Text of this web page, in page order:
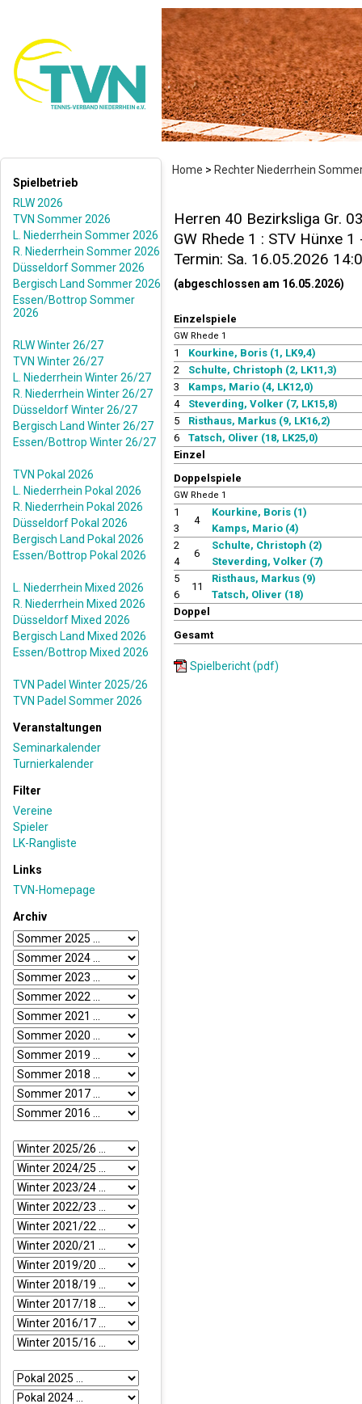
Home > Rechter Niederrhein
Spielbetrieb
RLW 2026
TVN Sommer 2026
L. Niederrhein Sommer 2026
R. Niederrhein Sommer 2026
Düsseldorf Sommer 2026
Bergisch Land Sommer 2026
Essen/Bottrop Sommer
2026
RLW Winter 26/27
TVN Winter 26/27
L. Niederrhein Winter 26/27
R. Niederrhein Winter 26/27
Düsseldorf Winter 26/27
Bergisch Land Winter 26/27
Essen/Bottrop Winter 26/27
TVN Pokal 2026
L. Niederrhein Pokal 2026
R. Niederrhein Pokal 2026
Düsseldorf Pokal 2026
Bergisch Land Pokal 2026
Essen/Bottrop Pokal 2026
L. Niederrhein Mixed 2026
R. Niederrhein Mixed 2026
Düsseldorf Mixed 2026
Bergisch Land Mixed 2026
Essen/Bottrop Mixed 2026
TVN Padel Winter 2025/26
TVN Padel Sommer 2026
Veranstaltungen
Seminarkalender
Turnierkalender
Filter
Vereine
Spieler
LK-Rangliste
Links
TVN-Homepage
Archiv
Herren 40 Bezirksliga Gr.
GW Rhede 1 : STV Hünxe 1
Termin: Sa. 16.05.2026
(abgeschlossen am 16.05.2026)
Einzelspiele
GW Rhede 1
1
Kourkine, Boris (1, LK9,4)
2
Schulte, Christoph (2, LK11,3)
3
Kamps, Mario (4, LK12,0)
4
Steverding, Volker (7, LK15,8)
5
Risthaus, Markus (9, LK16,2)
6
Tatsch, Oliver (18, LK25,0)
Einzel
Doppelspiele
GW Rhede 1
1
3
4
Kourkine, Boris (1)
Kamps, Mario (4)
2
4
6
Schulte, Christoph (2)
Steverding, Volker (7)
5
6
11
Risthaus, Markus (9)
Tatsch, Oliver (18)
Doppel
Gesamt
Spielbericht (pdf)